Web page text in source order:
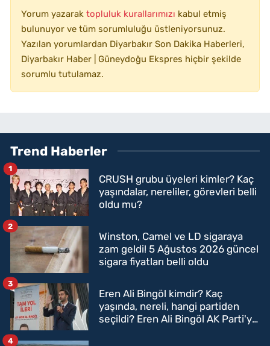
Yorum yazarak topluluk kurallarımızı kabul etmiş
bulunuyor ve tüm sorumluluğu üstleniyorsunuz.
Yazılan yorumlardan Diyarbakır Son Dakika Haberleri,
Diyarbakır Haber | Güneydoğu Ekspres hiçbir şekilde
sorumlu tutulamaz.
Trend Haberler
CRUSH grubu üyeleri kimler? Kaç
yaşındalar, nereliler, görevleri belli
oldu mu?
1
Winston, Camel ve LD sigaraya
zam geldi! 5 Ağustos 2026 güncel
sigara fiyatları belli oldu
2
Eren Ali Bingöl kimdir? Kaç
yaşında, nereli, hangi partiden
seçildi? Eren Ali Bingöl AK Parti'ye
3
4